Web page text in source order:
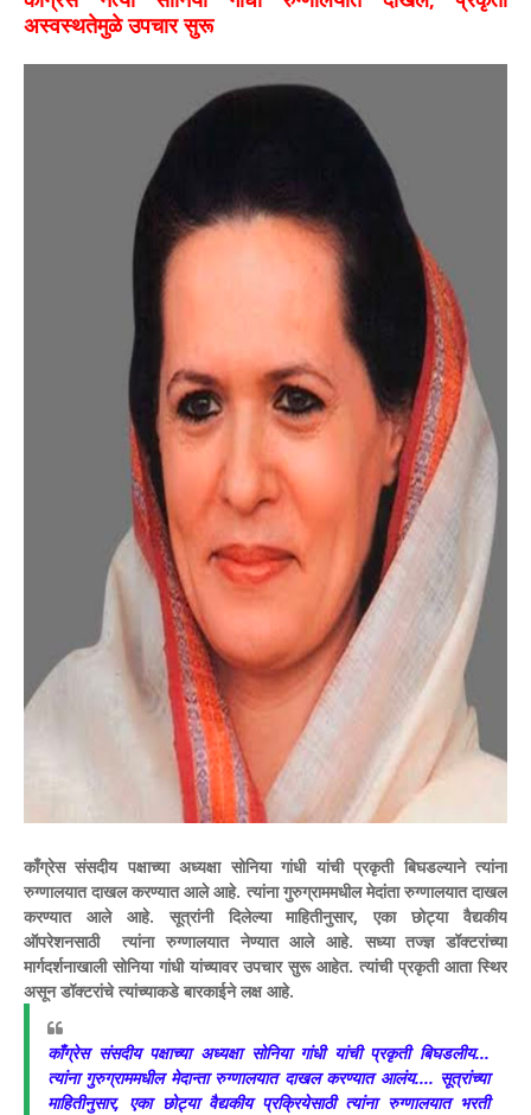
अस्वस्थतेमुळे उपचार सुरू
काँग्रेस संसदीय पक्षाच्या अध्यक्षा सोनिया गांधी यांची प्रकृती बिघडल्याने त्यांना
रुग्णालयात दाखल करण्यात आले आहे. त्यांना गुरुग्राममधील मेदांता रुग्णालयात दाखल
करण्यात आले आहे. सूत्रांनी दिलेल्या माहितीनुसार, एका छोट्या वैद्यकीय
ऑपरेशनसाठी त्यांना रुग्णालयात नेण्यात आले आहे. सध्या तज्ज्ञ डॉक्टरांच्या
मार्गदर्शनाखाली सोनिया गांधी यांच्यावर उपचार सुरू आहेत. त्यांची प्रकृती आता स्थिर
असून डॉक्टरांचे त्यांच्याकडे बारकाईने लक्ष आहे.
काँग्रेस संसदीय पक्षाच्या अध्यक्षा सोनिया गांधी यांची प्रकृती बिघडलीय...
त्यांना गुरुग्राममधील मेदान्ता रुग्णालयात दाखल करण्यात आलंय.... सूत्रांच्या
माहितीनुसार, एका छोट्या वैद्यकीय प्रक्रियेसाठी त्यांना रुग्णालयात भरती